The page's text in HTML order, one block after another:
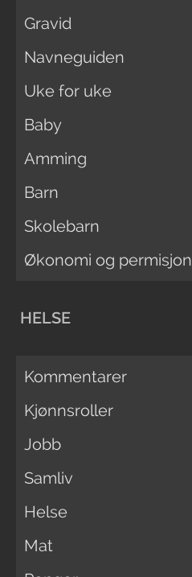
Gravid
Navneguiden
Uke for uke
Baby
Amming
Barn
Skolebarn
Økonomi og permisjon
HELSE
Kommentarer
Kjønnsroller
Jobb
Samliv
Helse
Mat